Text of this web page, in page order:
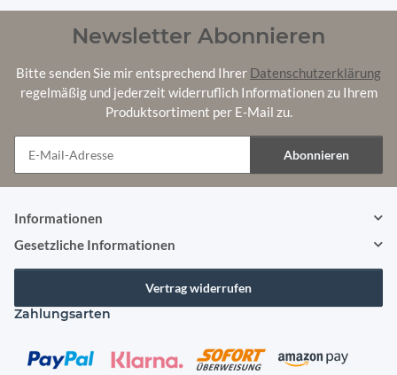
Newsletter Abonnieren
Bitte senden Sie mir entsprechend Ihrer Datenschutzerklärung
regelmäßig und jederzeit widerruflich Informationen zu Ihrem
Produktsortiment per E-Mail zu.
Abonnieren
Informationen
Gesetzliche Informationen
Vertrag widerrufen
Zahlungsarten